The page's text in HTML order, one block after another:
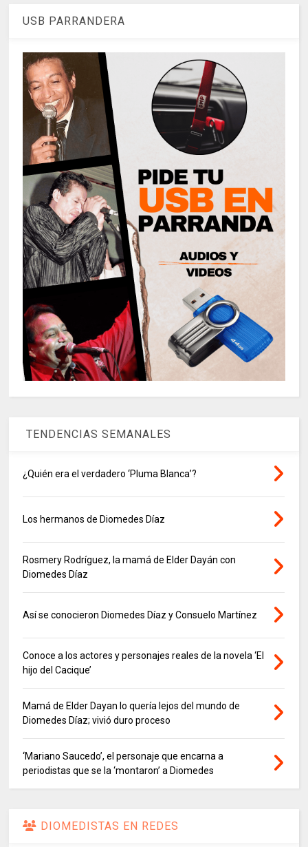
USB PARRANDERA
TENDENCIAS SEMANALES
¿Quién era el verdadero ‘Pluma Blanca’?
Los hermanos de Diomedes Díaz
Rosmery Rodríguez, la mamá de Elder Dayán con
Diomedes Díaz
Así se conocieron Diomedes Díaz y Consuelo Martínez
Conoce a los actores y personajes reales de la novela ‘El
hijo del Cacique’
Mamá de Elder Dayan lo quería lejos del mundo de
Diomedes Díaz; vivió duro proceso
‘Mariano Saucedo’, el personaje que encarna a
periodistas que se la ‘montaron’ a Diomedes
DIOMEDISTAS EN REDES